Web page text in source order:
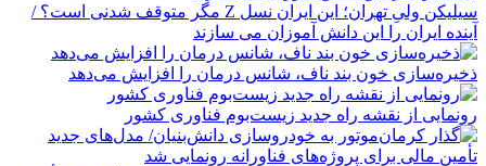
سیلیکن ولیِ تهران؛ این ایران نسل Z مگر متوقف شدنی است؟ /
آینده ایران را این دانش آموزان می سازند
ذخیره‌سازی خون بند ناف، شانس درمان را افزایش می‌دهد
رونمایی از نقشه راه جدید زیست‌بوم فناوری کشور